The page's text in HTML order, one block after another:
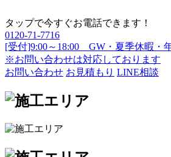
タップで今すぐお電話できます！
0120-71-7716
[受付]9:00～18:00 GW・夏季休暇・
※お問い合わせは対応しております
お問い合わせ お見積もり LINE相談